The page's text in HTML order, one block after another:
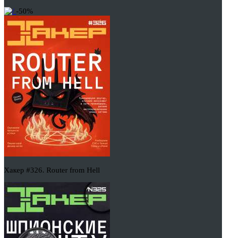
-50%
Хакер #326. Router from Hell